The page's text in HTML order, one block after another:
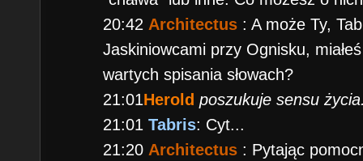
20:42 Architectus : A może Ty,
Jaskiniowcami przy Ognisku,
wartych spisania słowach?
21:01Herold poszukuje sensu
21:01Tabris: Cyt...
21:20 Architectus : Pytając